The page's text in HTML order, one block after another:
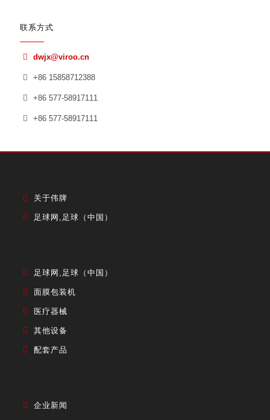
联系方式
dwjx@viroo.cn
+86 15858712388
+86 577-58917111
+86 577-58917111
关于伟牌
足球网,足球（中国）
足球网,足球（中国）
面膜包装机
医疗器械
其他设备
配套产品
企业新闻